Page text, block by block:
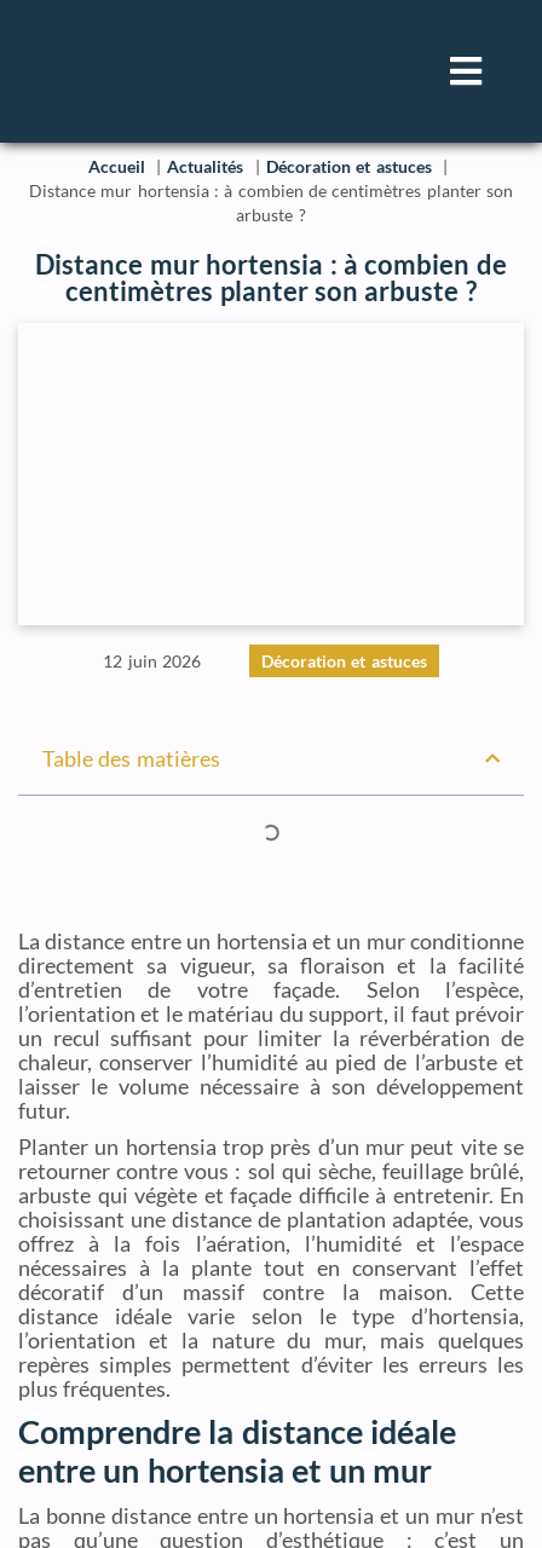
Accueil Actualités
Décoration et astuces
Distance mur hortensia : à combien de centimètres planter son
arbuste ?
Distance mur hortensia : à combien de
centimètres planter son arbuste ?
12 juin 2026 Décoration et astuces
Table des matières
La distance entre un hortensia et un mur conditionne
directement sa vigueur, sa floraison et la facilité
d’entretien de votre façade. Selon l’espèce,
l’orientation et le matériau du support, il faut prévoir
un recul suffisant pour limiter la réverbération de
chaleur, conserver l’humidité au pied de l’arbuste et
laisser le volume nécessaire à son développement
futur.
Planter un hortensia trop près d’un mur peut vite se
retourner contre vous : sol qui sèche, feuillage brûlé,
arbuste qui végète et façade difficile à entretenir. En
choisissant une distance de plantation adaptée, vous
offrez à la fois l’aération, l’humidité et l’espace
nécessaires à la plante tout en conservant l’effet
décoratif d’un massif contre la maison. Cette
distance idéale varie selon le type d’hortensia,
l’orientation et la nature du mur, mais quelques
repères simples permettent d’éviter les erreurs les
plus fréquentes.
Comprendre la distance idéale
entre un hortensia et un mur
La bonne distance entre un hortensia et un mur n’est
pas qu’une question d’esthétique : c’est un